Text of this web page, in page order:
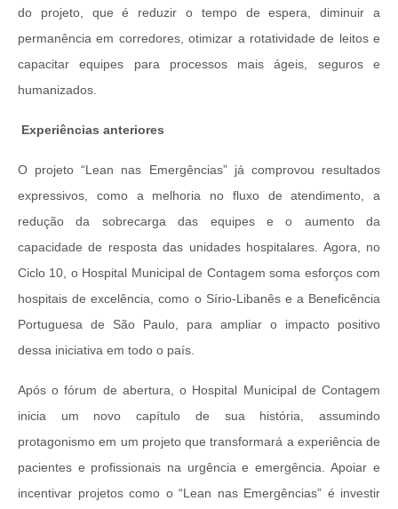
do projeto, que é reduzir o tempo de espera, diminuir a
permanência em corredores, otimizar a rotatividade de leitos e
capacitar equipes para processos mais ágeis, seguros e
humanizados.
Experiências anteriores
O projeto “Lean nas Emergências” já comprovou resultados
expressivos, como a melhoria no fluxo de atendimento, a
redução da sobrecarga das equipes e o aumento da
capacidade de resposta das unidades hospitalares. Agora, no
Ciclo 10, o Hospital Municipal de Contagem soma esforços com
hospitais de excelência, como o Sírio-Libanês e a Beneficência
Portuguesa de São Paulo, para ampliar o impacto positivo
dessa iniciativa em todo o país.
Após o fórum de abertura, o Hospital Municipal de Contagem
inicia um novo capítulo de sua história, assumindo
protagonismo em um projeto que transformará a experiência de
pacientes e profissionais na urgência e emergência.Apoiar e
incentivar projetos como o “Lean nas Emergências” é investir